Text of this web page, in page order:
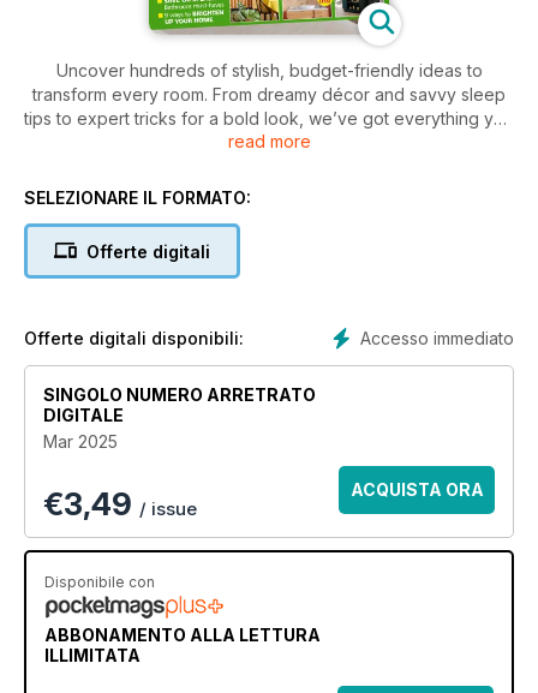
Uncover hundreds of stylish, budget-friendly ideas to
transform every room. From dreamy décor and savvy sleep
tips to expert tricks for a bold look, we’ve got everything you
need to refresh your space. Plus, discover essential must-
oasis.
read more
SELEZIONARE IL FORMATO:
Offerte digitali
Accesso immediato
Offerte digitali disponibili:
SINGOLO NUMERO ARRETRATO
DIGITALE
Mar 2025
€3,49 / issue
ACQUISTA ORA
Disponibile con
ABBONAMENTO ALLA LETTURA
ILLIMITATA